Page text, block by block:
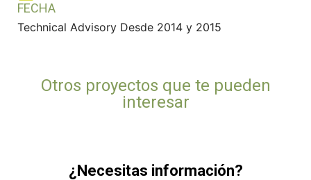
FECHA
Technical Advisory Desde 2014 y 2015
Otros proyectos que te pueden
interesar
¿Necesitas información?